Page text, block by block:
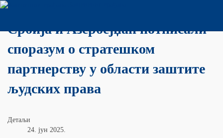
Србија и Азербејџан потписали
споразум о стратешком
партнерству у области заштите
људских права
Детаљи
24. јун 2025.